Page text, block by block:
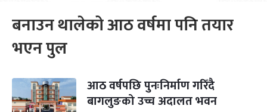
बनाउन थालेको आठ वर्षमा पनि तयार
भएन पुल
आठ वर्षपछि पुनःनिर्माण गरिँदै
बागलुङको उच्च अदालत भवन